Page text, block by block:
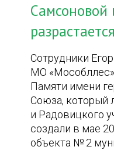
Самсоновой
разрастается
Сотрудники
МО
Памяти имени
Союза, который
и Радовицкого
создали в мае
объекта № 2